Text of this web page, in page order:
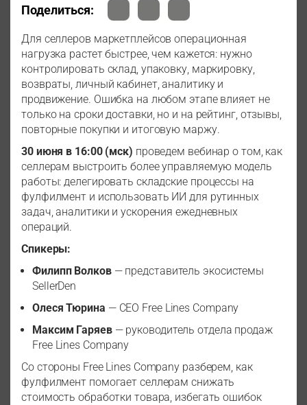
Поделиться:
Для селлеров маркетплейсов операционная
нагрузка растет быстрее, чем кажется: нужно
контролировать склад, упаковку, маркировку,
возвраты, личный кабинет, аналитику и
продвижение. Ошибка на любом этапе влияет не
только на сроки доставки, но и на рейтинг, отзывы,
повторные покупки и итоговую маржу.
30 июня в 16:00 (мск) проведем вебинар о том, как
селлерам выстроить более управляемую модель
работы: делегировать складские процессы на
фулфилмент и использовать ИИ для рутинных
задач, аналитики и ускорения ежедневных
операций.
Спикеры:
Филипп Волков— представитель экосистемы
SellerDen
Олеся Тюрина — CEO Free Lines Company
Максим Гаряев— руководитель отдела продаж
Free Lines Company
Со стороны Free Lines Company разберем, как
фулфилмент помогает селлерам снижать
стоимость обработки товара, избегать ошибок